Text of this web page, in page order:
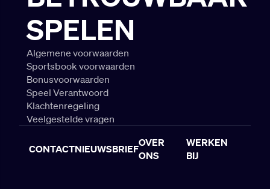
SPELEN
Algemene voorwaarden
Sportsbook voorwaarden
Bonusvoorwaarden
Speel Verantwoord
Klachtenregeling
Veelgestelde vragen
CONTACTNIEUWSBRIEF
OVER
ONS
WERKEN
BIJ